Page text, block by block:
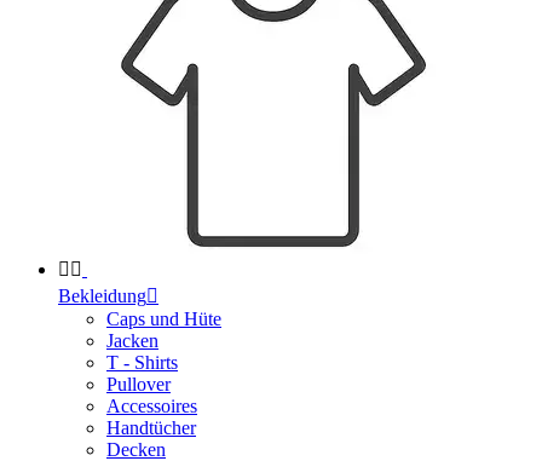
 
Bekleidung
Caps und Hüte
Jacken
T - Shirts
Pullover
Accessoires
Handtücher
Decken